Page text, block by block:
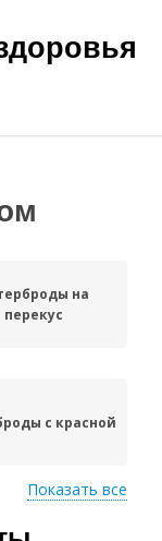
на
перекус
с красной
Показать все